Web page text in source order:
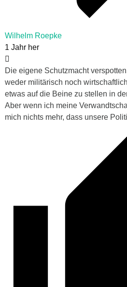
Wilhelm Roepke
1 Jahr her
Die eigene Schutzmacht
weder militärisch noch
etwas auf die Beine zu stellen in
Aber wenn ich meine
mich nichts mehr, dass unsere